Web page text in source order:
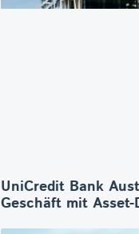
UniCredit Bank
Geschäft mit Asset-